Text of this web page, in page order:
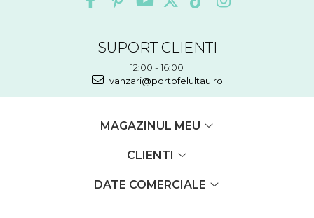
SUPORT CLIENTI
12:00 - 16:00
vanzari@portofelultau.ro
MAGAZINUL MEU
CLIENTI
DATE COMERCIALE